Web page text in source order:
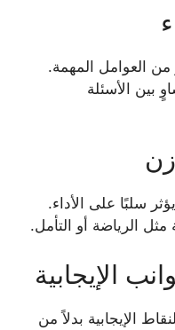
من العوامل المهمة.
بين الأسئلة
سلبًا على الأداء.
الرياضة أو التأمل.
الإيجابية بدلاً من